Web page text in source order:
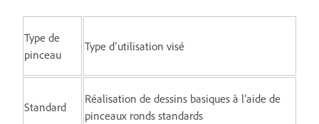
Type de
pinceau
Type d’utilisation visé
Standard
Réalisation de dessins basiques à l’aide de
pinceaux ronds standards